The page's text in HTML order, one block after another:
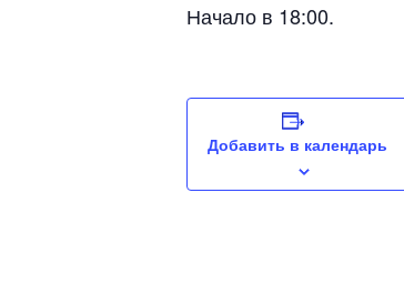
Начало в 18:00.
Добавить в календарь